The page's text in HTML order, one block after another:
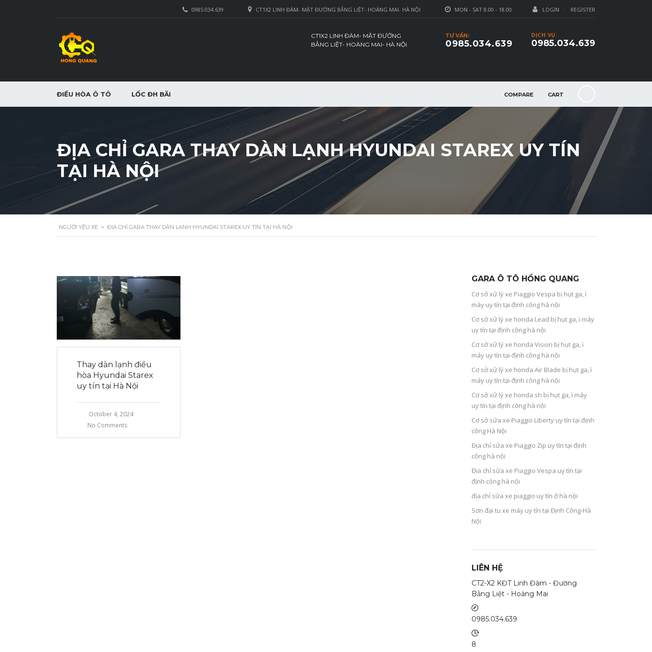
LOGIN REGISTER
MON - SAT 8.00 - 18.00
CT1X2 LINH ĐÀM- MẶT ĐƯỜNG BẰNG LIỆT- HOÀNG MAI- HÀ NỘI
0985.034.639
DỊCH VỤ:
0985.034.639
TƯ VẤN:
0985.034.639
CT1X2 LINH ĐÀM- MẶT ĐƯỜNG
BẰNG LIỆT- HOÀNG MAI- HÀ NỘI
COMPARE CART
ĐIỀU HÒA Ô TÔ LỐC ĐH BÃI
ĐỊA CHỈ GARA THAY DÀN LẠNH HYUNDAI STAREX UY TÍN
TẠI HÀ NỘI
NGƯỜI YÊU XE > ĐỊA CHỈ GARA THAY DÀN LẠNH HYUNDAI STAREX UY TÍN TẠI HÀ NỘI
Thay dàn lạnh điều
hòa Hyundai Starex
uy tín tại Hà Nội
October 4, 2024
No Comments
GARA Ô TÔ HỒNG QUANG
Cơ sở xử lý xe Piaggio Vespa bị hụt ga, ì
máy uy tín tại định công hà nội
Cơ sở xử lý xe honda Lead bị hụt ga, ì máy
uy tín tại định công hà nội
Cơ sở xử lý xe honda Vision bị hụt ga, ì
máy uy tín tại định công hà nội
Cơ sở xử lý xe honda Air Blade bị hụt ga, ì
máy uy tín tại định công hà nội
Cơ sở xử lý xe honda sh bị hụt ga, ì máy
uy tín tại định công hà nội
Cơ sở sửa xe Piaggio Liberty uy tín tại định
công Hà Nội
Địa chỉ sửa xe Piaggio Zip uy tín tại định
công hà nội
Địa chỉ sửa xe Piaggio Vespa uy tín tại
định công hà nội
địa chỉ sửa xe piaggio uy tín ở hà nội
Sơn đại tu xe máy uy tín tại Định Công-Hà
Nội
LIÊN HỆ
CT2-X2 KĐT Linh Đàm - Đường
Bằng Liệt - Hoàng Mai
0985.034.639
8